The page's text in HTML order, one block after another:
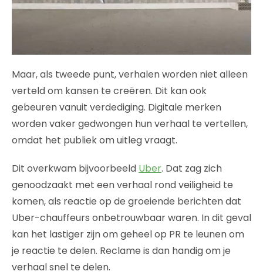
Maar, als tweede punt, verhalen worden niet alleen
verteld om kansen te creëren. Dit kan ook
gebeuren vanuit verdediging. Digitale merken
worden vaker gedwongen hun verhaal te vertellen,
omdat het publiek om uitleg vraagt.
Dit overkwam bijvoorbeeld Uber. Dat zag zich
genoodzaakt met een verhaal rond veiligheid te
komen, als reactie op de groeiende berichten dat
Uber-chauffeurs onbetrouwbaar waren. In dit geval
kan het lastiger zijn om geheel op PR te leunen om
je reactie te delen. Reclame is dan handig om je
verhaal snel te delen.